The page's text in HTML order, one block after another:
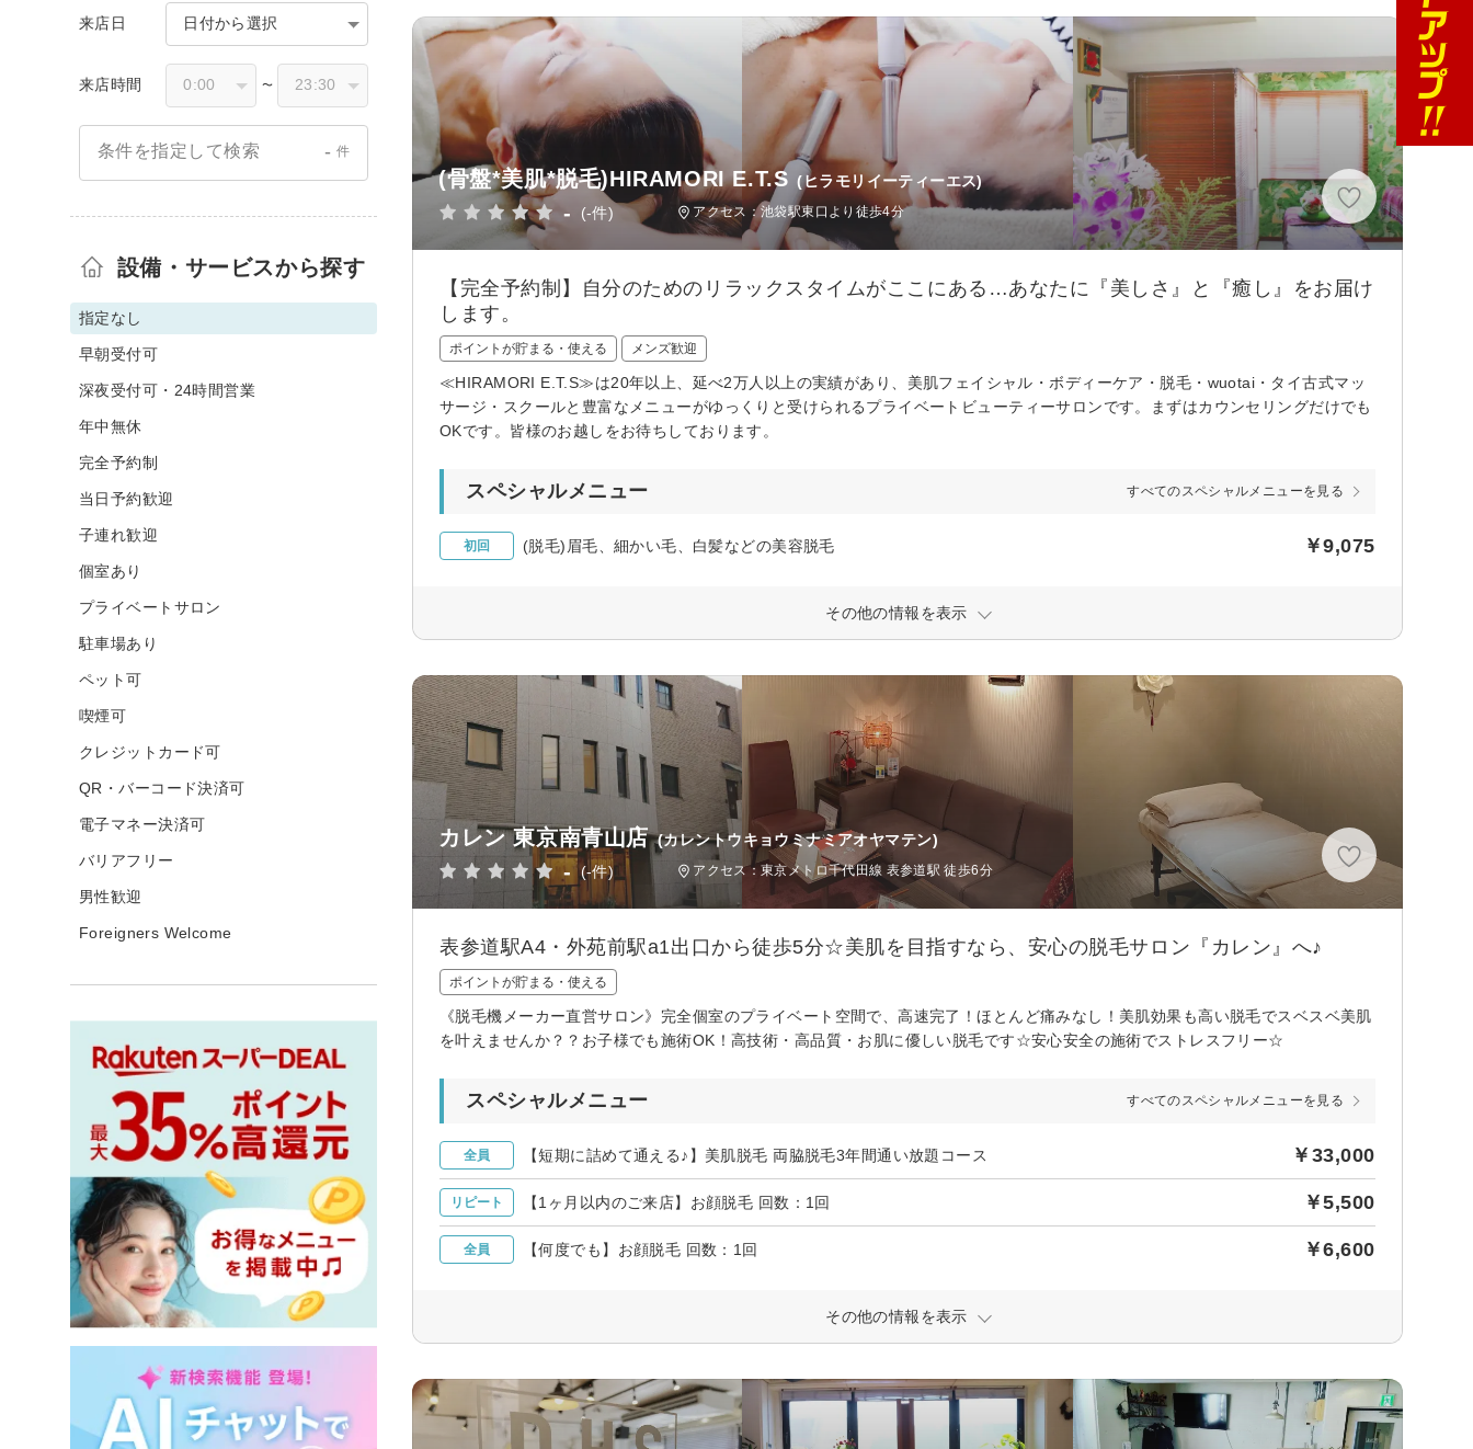
(骨盤*美肌*脱毛)HIRAMORI E.T.S (ヒラモリイーティーエス)
- (-件) アクセス：池袋駅東口より徒歩4分
【完全予約制】自分のためのリラックスタイムがここにある…あなたに『美しさ』と『癒し』をお届け
します。
ポイントが貯まる・使える メンズ歓迎
≪HIRAMORI E.T.S≫は20年以上、延べ2万人以上の実績があり、美肌フェイシャル・ボディーケア・脱毛・wuotai・タイ古式マッ
サージ・スクールと豊富なメニューがゆっくりと受けられるプライベートビューティーサロンです。まずはカウンセリングだけでも
OKです。皆様のお越しをお待ちしております。
スペシャルメニュー すべてのスペシャルメニューを見る
初回 (脱毛)眉毛、細かい毛、白髪などの美容脱毛 ￥9,075
その他の情報を表示
カレン 東京南青山店 (カレントウキョウミナミアオヤマテン)
- (-件) アクセス：東京メトロ千代田線 表参道駅 徒歩6分
表参道駅A4・外苑前駅a1出口から徒歩5分☆美肌を目指すなら、安心の脱毛サロン『カレン』へ♪
ポイントが貯まる・使える
《脱毛機メーカー直営サロン》完全個室のプライベート空間で、高速完了！ほとんど痛みなし！美肌効果も高い脱毛でスベスベ美肌
を叶えませんか？？お子様でも施術OK！高技術・高品質・お肌に優しい脱毛です☆安心安全の施術でストレスフリー☆
スペシャルメニュー すべてのスペシャルメニューを見る
全員 【短期に詰めて通える♪】美肌脱毛 両脇脱毛3年間通い放題コース ￥33,000
リピート 【1ヶ月以内のご来店】お顔脱毛 回数：1回 ￥5,500
全員 【何度でも】お顔脱毛 回数：1回 ￥6,600
その他の情報を表示
来店日 日付から選択
来店時間 〜
条件を指定して検索 - 件
設備・サービスから探す
指定なし
早朝受付可
深夜受付可・24時間営業
年中無休
完全予約制
当日予約歓迎
子連れ歓迎
個室あり
プライベートサロン
駐車場あり
ペット可
喫煙可
クレジットカード可
QR・バーコード決済可
電子マネー決済可
バリアフリー
男性歓迎
Foreigners Welcome